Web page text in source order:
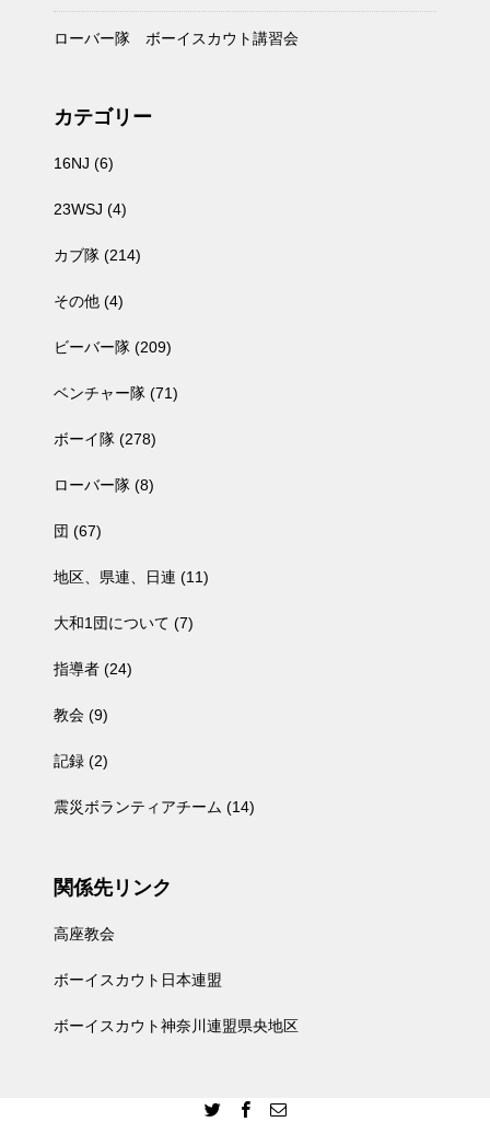
ローバー隊 ボーイスカウト講習会
カテゴリー
16NJ (6)
23WSJ (4)
カブ隊 (214)
その他 (4)
ビーバー隊 (209)
ベンチャー隊 (71)
ボーイ隊 (278)
ローバー隊 (8)
団 (67)
地区、県連、日連 (11)
大和1団について (7)
指導者 (24)
教会 (9)
記録 (2)
震災ボランティアチーム (14)
関係先リンク
高座教会
ボーイスカウト日本連盟
ボーイスカウト神奈川連盟県央地区